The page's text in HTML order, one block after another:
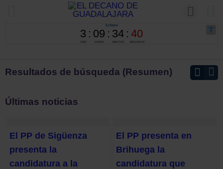
Resultados de búsqueda (Resumen)
Últimas noticias
El PP de Sigüenza
presenta la
candidatura a la
El PP presenta en
Brihuega la
candidatura que